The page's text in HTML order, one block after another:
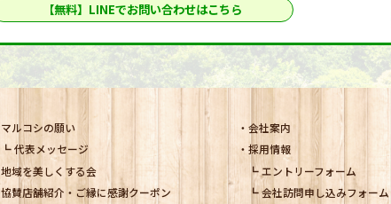
【無料】LINEでお問い合わせはこちら
マルコシの願い
代表メッセージ
地域を美しくする会
協賛店舗紹介・ご縁に感謝クーポン
会社案内
採用情報
エントリーフォーム
会社訪問申し込みフォーム